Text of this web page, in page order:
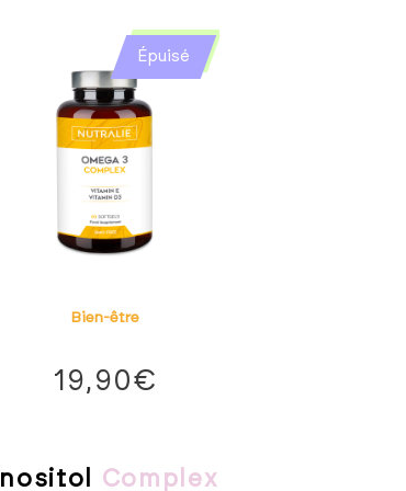
Épuisé
Bien-être
19,90€
Inositol Complex